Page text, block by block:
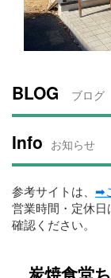
BLOG ブログ
Info お知らせ
参考サイトは、 ➡
営業時間・定休
確認ください。